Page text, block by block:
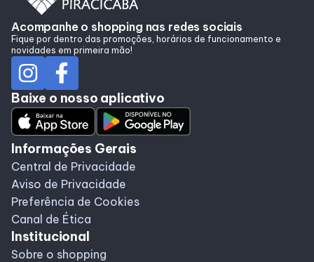
Alimentação
Programa de benefícios
Programa de Benefícios
Sorteio Todo Mês
Acompanhe o shopping nas redes sociais
Fique por dentro das promoções, horários de funcionamento e
novidades em primeira mão!
Baixe o nosso aplicativo
Informações Gerais
Central de Privacidade
Aviso de Privacidade
Preferência de Cookies
Canal de Ética
Institucional
Sobre o shopping